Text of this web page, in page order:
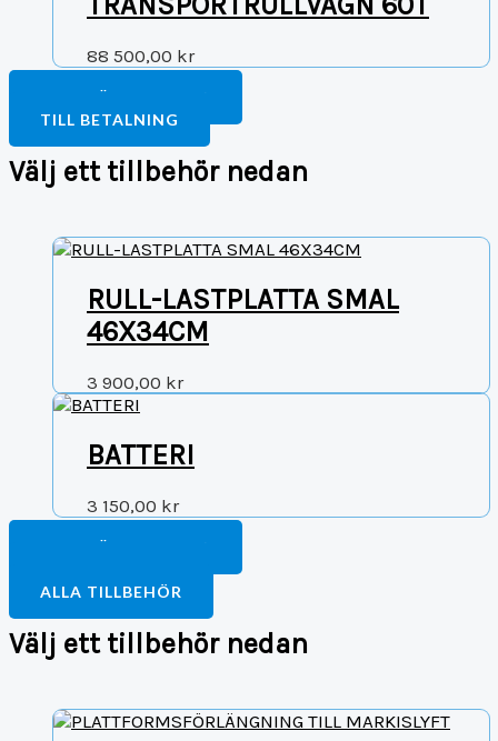
88 500,00 kr
FORTSÄTT HANDLA
TILL BETALNING
Välj ett tillbehör nedan
RULL-LASTPLATTA SMAL
46X34CM
3 900,00 kr
BATTERI
3 150,00 kr
FORTSÄTT HANDLA
ALLA TILLBEHÖR
Välj ett tillbehör nedan